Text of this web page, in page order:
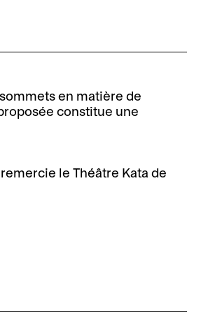
en matière de
constitue une
le Théâtre Kata de